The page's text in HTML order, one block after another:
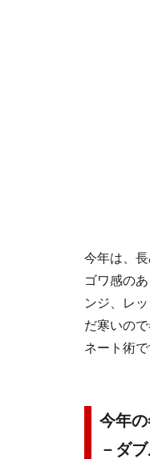
今年は、
ゴワ感の
ンジ、レ
だ寒いの
ネート術
今年
－ダ